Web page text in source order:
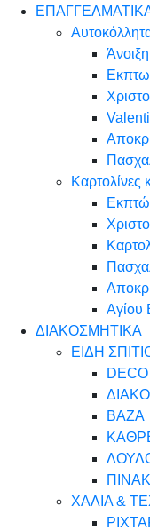
Καρτολίνες
Αγίου
ΔΙΑΚΟΣΜΗΤΙΚΑ
ΕΙΔΗ
DECO
ΒΑΖΑ
ΧΑΛΙΑ &